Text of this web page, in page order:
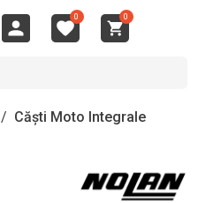
0 0
/ Căști Moto Integrale